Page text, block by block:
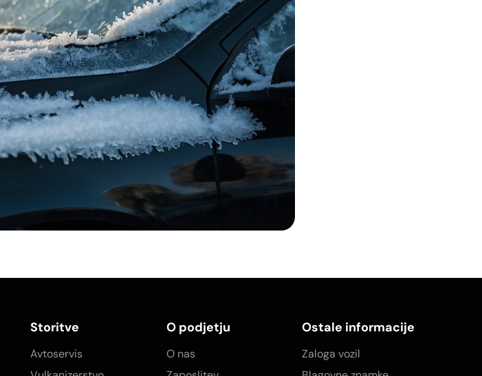
Storitve
Avtoservis
O podjetju
O nas
Ostale informacije
Zaloga vozil